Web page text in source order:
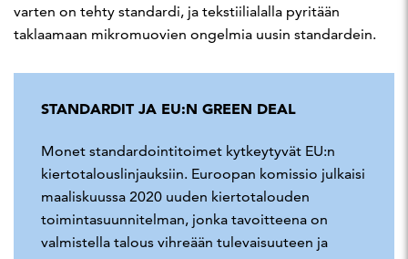
varten on tehty standardi, ja tekstiilialalla pyritään
taklaamaan mikromuovien ongelmia uusin standardein.
STANDARDIT JA EU:N GREEN DEAL
Monet standardointitoimet kytkeytyvät EU:n
kiertotalouslinjauksiin. Euroopan komissio julkaisi
maaliskuussa 2020 uuden kiertotalouden
toimintasuunnitelman, jonka tavoitteena on
valmistella talous vihreään tulevaisuuteen ja